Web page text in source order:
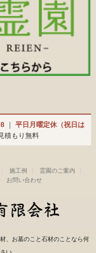
｜ 平日月曜定休（祝日は
積もり無料
施工例
霊園のご案内
お問い合わせ
、お墓のこと石材のことなら何